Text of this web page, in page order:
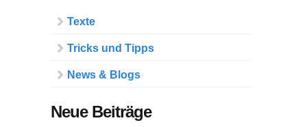
Texte
Tricks und Tipps
News & Blogs
Neue Beiträge